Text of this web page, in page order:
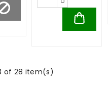
of 28 item(s)